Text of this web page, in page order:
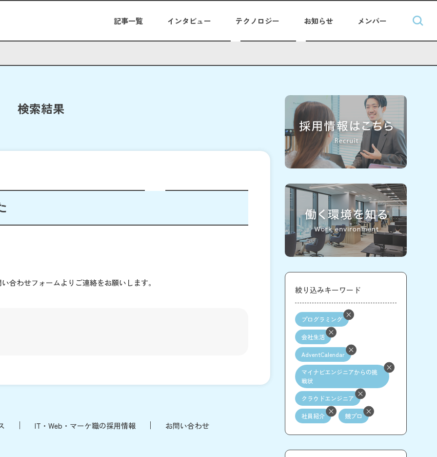
記事一覧 インタビュー テクノロジー お知らせ メンバー
検索結果
合わせフォームよりご連絡をお願いします。
IT・Web・マーケ職の採用情報 お問い合わせ
絞り込みキーワード
プログラミング
会社生活
AdventCalendar
マイナビエンジニアからの挑
戦状
クラウドエンジニア
社員紹介 競プロ